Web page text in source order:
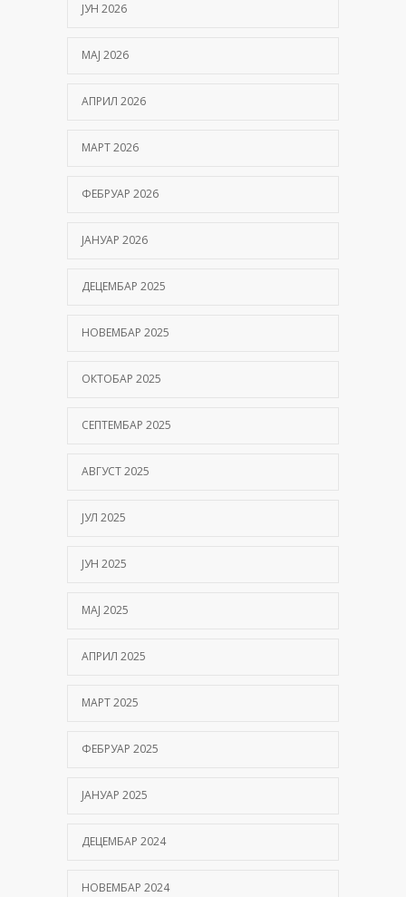
ЈУН 2026
МАЈ 2026
АПРИЛ 2026
МАРТ 2026
ФЕБРУАР 2026
ЈАНУАР 2026
ДЕЦЕМБАР 2025
НОВЕМБАР 2025
ОКТОБАР 2025
СЕПТЕМБАР 2025
АВГУСТ 2025
ЈУЛ 2025
ЈУН 2025
МАЈ 2025
АПРИЛ 2025
МАРТ 2025
ФЕБРУАР 2025
ЈАНУАР 2025
ДЕЦЕМБАР 2024
НОВЕМБАР 2024